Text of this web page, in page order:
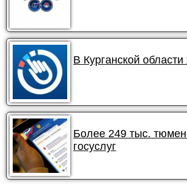
В Курганской
Более 249 тыс.
госуслуг